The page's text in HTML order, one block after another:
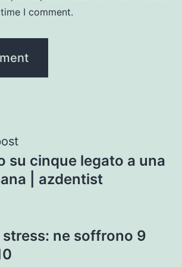
I comment.
su cinque legato a una
| azdentist
ne soffrono 9